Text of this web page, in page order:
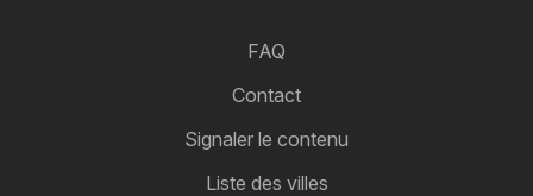
FAQ
Contact
Signaler le contenu
Liste des villes